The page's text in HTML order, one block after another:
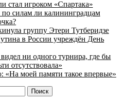
стал игроком «Спартака»
силам ли калининградцам
группу Этери Тутберидзе
в России учреждён День
ни одного турнира, где бы
отсутствовала»
«На моей памяти такое впервые»